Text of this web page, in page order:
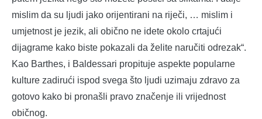
mislim da su ljudi jako orijentirani na riječi, … mislim i
umjetnost je jezik, ali obično ne idete okolo crtajući
dijagrame kako biste pokazali da želite naručiti odrezak“.
Kao Barthes, i Baldessari propituje aspekte popularne
kulture zadirući ispod svega što ljudi uzimaju zdravo za
gotovo kako bi pronašli pravo značenje ili vrijednost
običnog.